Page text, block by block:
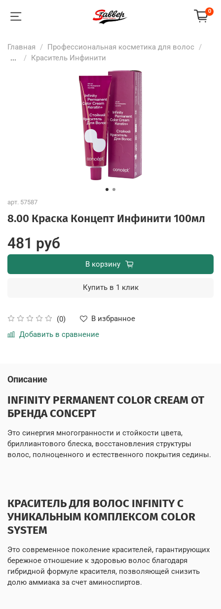
0
Главная
Профессиональная косметика для волос
...
Краситель Инфинити
арт. 57587
8.00 Краска Концепт Инфинити 100мл
(0)
В избранное
Добавить в сравнение
481 руб
В корзину
Купить в 1 клик
Описание
INFINITY PERMANENT COLOR CREAM ОТ
БРЕНДА CONCEPT
Это синергия многогранности и стойкости цвета,
бриллиантового блеска, восстановления структуры
волос, полноценного и естественного покрытия седины.
КРАСИТЕЛЬ ДЛЯ ВОЛОС INFINITY С
УНИКАЛЬНЫМ КОМПЛЕКСОМ COLOR
SYSTEM
Это современное поколение красителей, гарантирующих
бережное отношение к здоровью волос благодаря
гибридной формуле красителя, позволяющей снизить
долю аммиака за счет аминоспиртов.